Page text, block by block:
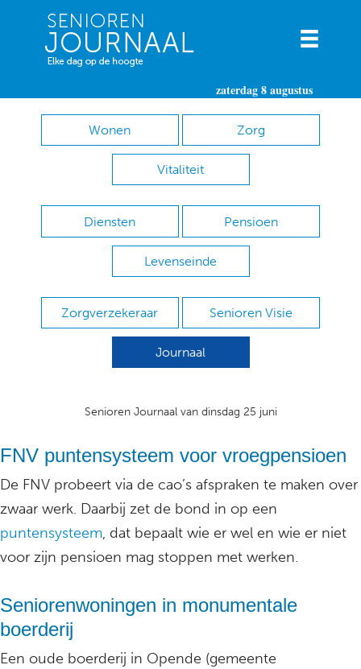
zaterdag 8 augustus
Wonen Zorg
Vitaliteit
Diensten Pensioen
Levenseinde
Zorgverzekeraar Senioren Visie
Journaal
Senioren Journaal van dinsdag 25 juni
FNV puntensysteem voor vroegpensioen
De FNV probeert via de cao’s afspraken te maken over
zwaar werk. Daarbij zet de bond in op een
puntensysteem, dat bepaalt wie er wel en wie er niet
voor zijn pensioen mag stoppen met werken.
Seniorenwoningen in monumentale
boerderij
Een oude boerderij in Opende (gemeente